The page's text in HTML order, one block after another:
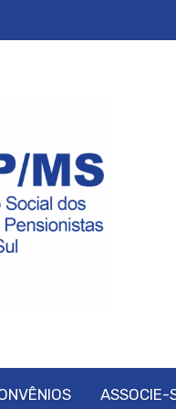
ASSOCIE-